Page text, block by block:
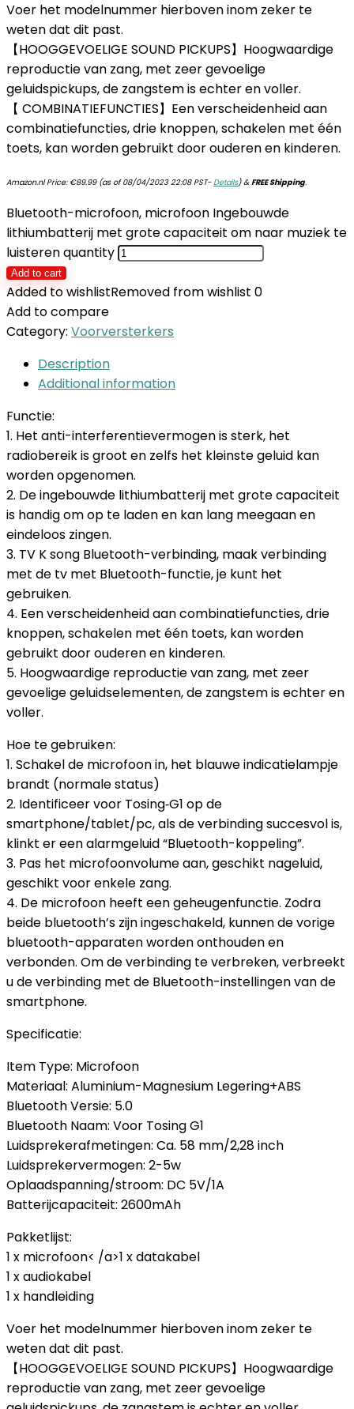
Voer het modelnummer hierboven inom zeker te
weten dat dit past.
【HOOGGEVOELIGE SOUND PICKUPS】Hoogwaardige
reproductie van zang, met zeer gevoelige
geluidspickups, de zangstem is echter en voller.
【 COMBINATIEFUNCTIES】Een verscheidenheid aan
combinatiefuncties, drie knoppen, schakelen met één
toets, kan worden gebruikt door ouderen en kinderen.
Amazon.nl Price: €89.99(as of 08/04/2023 22:08 PST-Details)&FREE Shipping.
Bluetooth-microfoon, microfoon Ingebouwde
lithiumbatterij met grote capaciteit om naar muziek te
luisteren quantity
Add to cart
Added to wishlistRemoved from wishlist 0
Add to compare
Category: Voorversterkers
Description
Additional information
Functie:
1. Het anti-interferentievermogen is sterk, het
radiobereik is groot en zelfs het kleinste geluid kan
worden opgenomen.
2. De ingebouwde lithiumbatterij met grote capaciteit
is handig om op te laden en kan lang meegaan en
eindeloos zingen.
3. TV K song Bluetooth-verbinding, maak verbinding
met de tv met Bluetooth-functie, je kunt het
gebruiken.
4. Een verscheidenheid aan combinatiefuncties, drie
knoppen, schakelen met één toets, kan worden
gebruikt door ouderen en kinderen.
5. Hoogwaardige reproductie van zang, met zeer
gevoelige geluidselementen, de zangstem is echter en
voller.
Hoe te gebruiken:
1. Schakel de microfoon in, het blauwe indicatielampje
brandt (normale status)
2. Identificeer voor Tosing‑G1 op de
smartphone/tablet/pc, als de verbinding succesvol is,
klinkt er een alarmgeluid “Bluetooth-koppeling”.
3. Pas het microfoonvolume aan, geschikt nageluid,
geschikt voor enkele zang.
4. De microfoon heeft een geheugenfunctie. Zodra
beide bluetooth’s zijn ingeschakeld, kunnen de vorige
bluetooth-apparaten worden onthouden en
verbonden. Om de verbinding te verbreken, verbreekt
u de verbinding met de Bluetooth-instellingen van de
smartphone.
Specificatie:
Item Type: Microfoon
Materiaal: Aluminium-Magnesium Legering+ABS
Bluetooth Versie: 5.0
Bluetooth Naam: Voor Tosing G1
Luidsprekerafmetingen: Ca. 58 mm/2,28 inch
Luidsprekervermogen: 2-5w
Oplaadspanning/stroom: DC 5V/1A
Batterijcapaciteit: 2600mAh
Pakketlijst:
1 x microfoon< /a>1 x datakabel
1 x audiokabel
1 x handleiding
Voer het modelnummer hierboven inom zeker te
weten dat dit past.
【HOOGGEVOELIGE SOUND PICKUPS】Hoogwaardige
reproductie van zang, met zeer gevoelige